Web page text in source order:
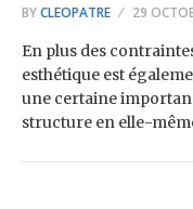
BYCLEOPATRE 29
En plus des
esthétique est
une certaine
structure en elle-